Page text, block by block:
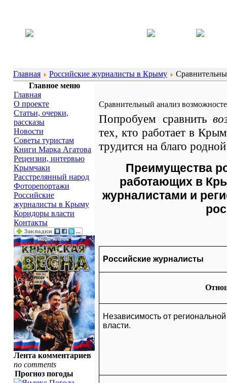
Главная Российские журналисты в Крыму
Главное меню
Главная
О проекте
Статьи, очерки,
рассказы
Новости
Советы туристам
Книги Марка Агатова
Рецензии, интервью
Крымчаки
Расстрелянный народ
Фоторепортажи
Российские
журналисты в Крыму
Коридоры власти
Контакты
Лента комментариев
no comments
Прогноз погоды
Сравнительный анализ
Попробуем сравнить
тех, кто работает в
трудится на благо
Преимущества
работающих в
журналистами и
Российские журналисты
Независимость от региональной
власти.